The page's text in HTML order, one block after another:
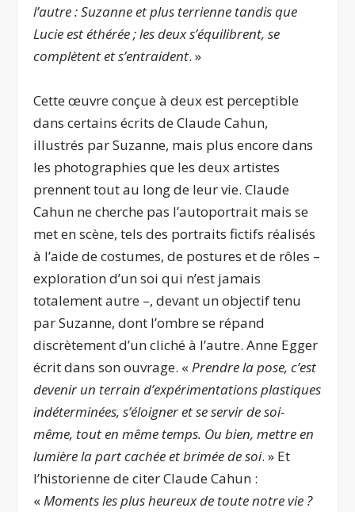
l’autre : Suzanne et plus terrienne tandis que
Lucie est éthérée ; les deux s’équilibrent, se
complètent et s’entraident. »
Cette œuvre conçue à deux est perceptible
dans certains écrits de Claude Cahun,
illustrés par Suzanne, mais plus encore dans
les photographies que les deux artistes
prennent tout au long de leur vie. Claude
Cahun ne cherche pas l’autoportrait mais se
met en scène, tels des portraits fictifs réalisés
à l’aide de costumes, de postures et de rôles –
exploration d’un soi qui n’est jamais
totalement autre –, devant un objectif tenu
par Suzanne, dont l’ombre se répand
discrètement d’un cliché à l’autre. Anne Egger
écrit dans son ouvrage. « Prendre la pose, c’est
devenir un terrain d’expérimentations plastiques
indéterminées, s’éloigner et se servir de soi-
même, tout en même temps. Ou bien, mettre en
lumière la part cachée et brimée de soi. » Et
l’historienne de citer Claude Cahun :
« Moments les plus heureux de toute notre vie ?